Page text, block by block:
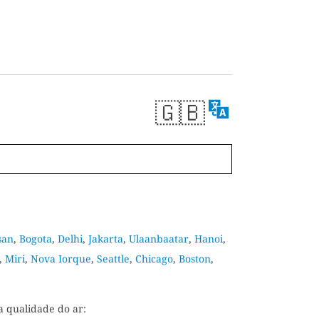
🇬🇧
, Bogota, Delhi, Jakarta, Ulaanbaatar, Hanoi,
, Miri, Nova Iorque, Seattle, Chicago, Boston,
qualidade do ar: